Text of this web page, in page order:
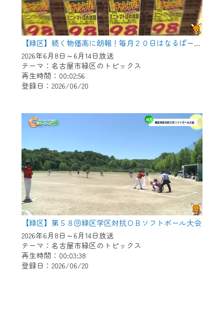
【緑区】続く物価高に朗報！毎月２０日はなるぱーくで野菜つめ放題！
2026年6月8日～6月14日放送
テーマ：名古屋市緑区のトピックス
再生時間：00:02:56
登録日：2026/06/20
【緑区】第５８回緑区学区対抗ＯＢソフトボール大会
2026年6月8日～6月14日放送
テーマ：名古屋市緑区のトピックス
再生時間：00:03:38
登録日：2026/06/20